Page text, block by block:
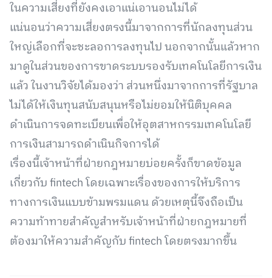
ในความเสี่ยงที่ยังคงเอาแน่เอานอนไม่ได้
แน่นอนว่าความเสี่ยงตรงนี้มาจากการที่นักลงทุนส่วน
ใหญ่เลือกที่จะชะลอการลงทุนไป นอกจากนั้นแล้วหาก
มาดูในส่วนของการขาดระบบรองรับเทคโนโลยีการเงิน
แล้ว ในงานวิจัยได้มองว่า ส่วนหนึ่งมาจากการที่รัฐบาล
ไม่ได้ให้เงินทุนสนับสนุนหรือไม่ยอมให้นิติบุคคล
ดำเนินการจดทะเบียนเพื่อให้อุตสาหกรรมเทคโนโลยี
การเงินสามารถดำเนินกิจการได้
เรื่องนี้เจ้าหน้าที่ฝ่ายกฎหมายบ่อยครั้งก็ขาดข้อมูล
เกี่ยวกับ fintech โดยเฉพาะเรื่องของการให้บริการ
ทางการเงินแบบข้ามพรมแดน ด้วยเหตุนี้จึงถือเป็น
ความท้าทายสำคัญสำหรับเจ้าหน้าที่ฝ่ายกฎหมายที่
ต้องมาให้ความสำคัญกับ fintech โดยตรงมากขึ้น